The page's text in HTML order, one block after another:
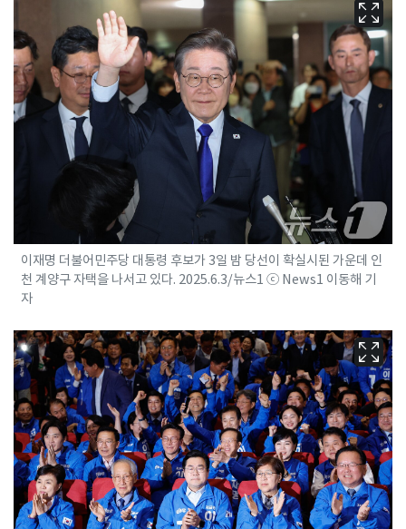
이재명 더불어민주당 대통령 후보가 3일 밤 당선이 확실시된 가운데 인
천 계양구 자택을 나서고 있다. 2025.6.3/뉴스1 ⓒ News1 이동해 기
자